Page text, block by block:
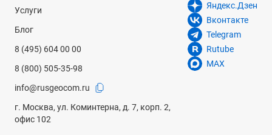
Услуги
Блог
8 (495) 604 00 00
8 (800) 505-35-98
info@rusgeocom.ru
г. Москва, ул. Коминтерна, д. 7, корп. 2,
офис 102
Яндекс.Дзен
Вконтакте
Telegram
Rutube
MAX